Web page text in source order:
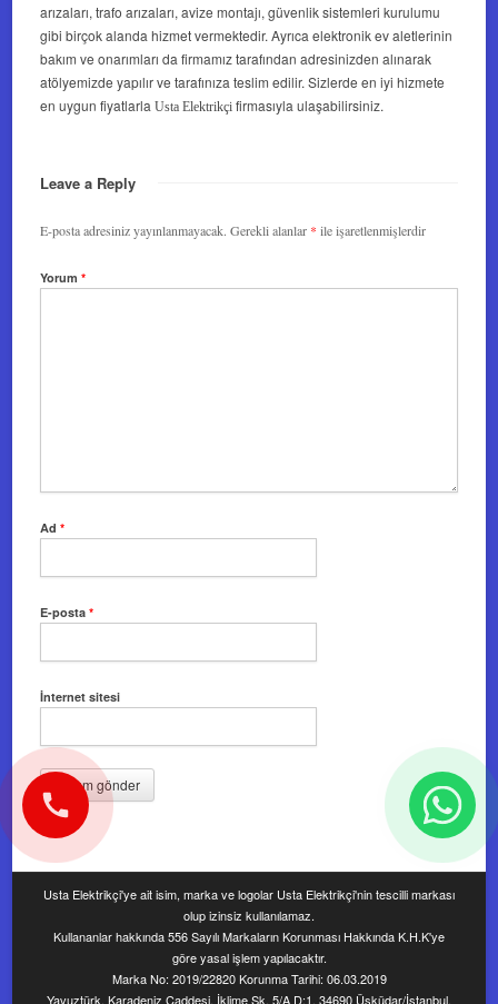
arızaları, trafo arızaları, avize montajı, güvenlik sistemleri kurulumu
gibi birçok alanda hizmet vermektedir. Ayrıca elektronik ev aletlerinin
bakım ve onarımları da firmamız tarafından adresinizden alınarak
atölyemizde yapılır ve tarafınıza teslim edilir. Sizlerde en iyi hizmete
en uygun fiyatlarlaUsta Elektrikçi firmasıyla ulaşabilirsiniz.
Leave a Reply
E-posta adresiniz yayınlanmayacak. Gerekli alanlar * ile işaretlenmişlerdir
Yorum*
Ad*
E-posta*
İnternet sitesi
Usta Elektrikçi'ye ait isim, marka ve logolar Usta Elektrikçi'nin tescilli markası
olup izinsiz kullanılamaz.
Kullananlar hakkında 556 Sayılı Markaların Korunması Hakkında K.H.K'ye
göre yasal işlem yapılacaktır.
Marka No: 2019/22820 Korunma Tarihi: 06.03.2019
Yavuztürk, Karadeniz Caddesi, İklime Sk. 5/A D:1, 34690 Üsküdar/İstanbul,